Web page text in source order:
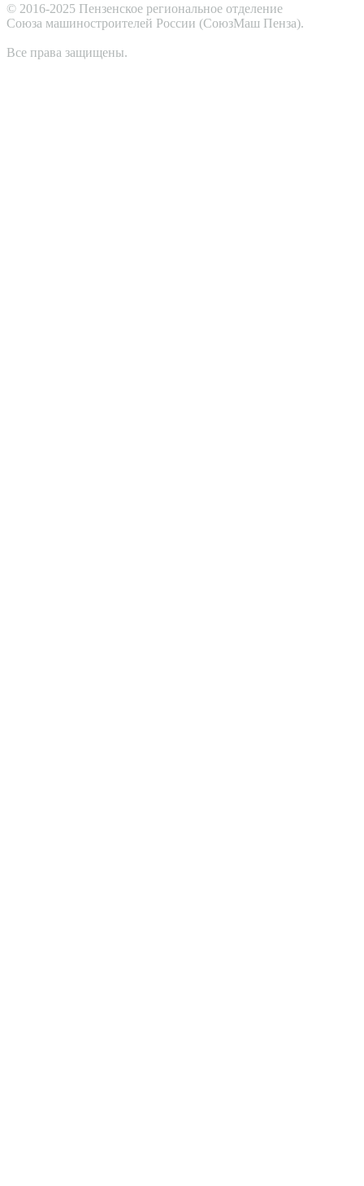
© 2016-2025 Пензенское региональное отделение
Cоюза машиностроителей России (СоюзМаш Пенза).
Все права защищены.